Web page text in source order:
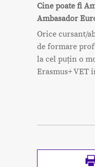
Cine poate fi
Ambasador
Orice cursant/
de formare
la cel puțin o
Erasmus+ VET